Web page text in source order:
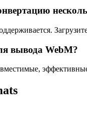
вывода WebM?